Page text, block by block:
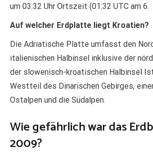
um 03:32 Uhr Ortszeit (01:32 UTC am 6.
Auf welcher Erdplatte liegt Kroatien?
Die Adriatische Platte umfasst den
italienischen Halbinsel inklusive der
der slowenisch-kroatischen Halbinsel
Westteil des Dinarischen Gebirges,
Ostalpen und die Südalpen.
Wie gefährlich war das
2009?